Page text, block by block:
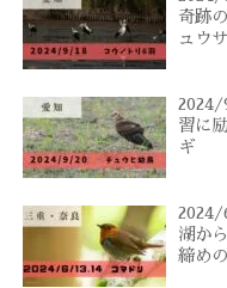
奇跡
ュウ
2024/
習に
ギ
2024/
湖か
締め